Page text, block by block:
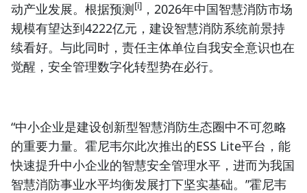
动产业发展。根据预测[i] ，2026年中国智慧消防市场
规模有望达到4222亿元，建设智慧消防系统前景持
续看好。与此同时，责任主体单位自我安全意识也在
觉醒，安全管理数字化转型势在必行。
“中小企业是建设创新型智慧消防生态圈中不可忽略
的重要力量。霍尼韦尔此次推出的ESS Lite平台，能
快速提升中小企业的智慧安全管理水平，进而为我国
智慧消防事业水平均衡发展打下坚实基础。”霍尼韦